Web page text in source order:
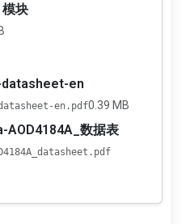
块
en
en.pdf0.39 MB
AOD4184A_数据表